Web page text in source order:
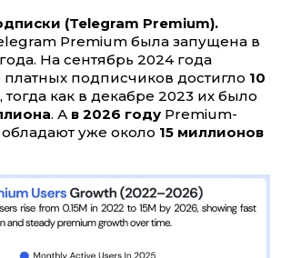
(Telegram Premium).
Premium была запущена в
На сентябрь 2024 года
платных подписчиков достигло 10
, тогда как в декабре 2023 их было
. А в 2026 году Premium-
уже около 15 миллионов